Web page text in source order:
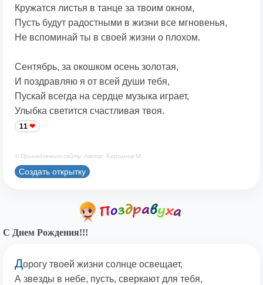
Кружатся листья в танце за твоим окном,
Пусть будут радостными в жизни все мгновенья,
Не вспоминай ты в своей жизни о плохом.
Сентябрь, за окошком осень золотая,
И поздравляю я от всей души тебя,
Пускай всегда на сердце музыка играет,
Улыбка светится счастливая твоя.
11
© Принадлежит сайту. Автор: Берсанов М.
Создать открытку
С Днем Рождения!!!
Дорогу твоей жизни солнце освещает,
А звезды в небе, пусть, сверкают для тебя,